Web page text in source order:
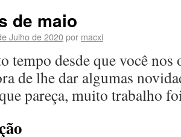
de maio
Julho de 2020por macxi
tempo desde que você
de lhe dar algumas
pareça, muito trabalho